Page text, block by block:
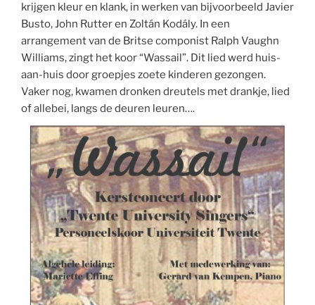
krijgen kleur en klank, in werken van bijvoorbeeld Javier
Busto, John Rutter en Zoltán Kodály. In een
arrangement van de Britse componist Ralph Vaughn
Williams, zingt het koor “Wassail”. Dit lied werd huis-
aan-huis door groepjes zoete kinderen gezongen.
Vaker nog, kwamen dronken dreutels met drankje, lied
of allebei, langs de deuren leuren….